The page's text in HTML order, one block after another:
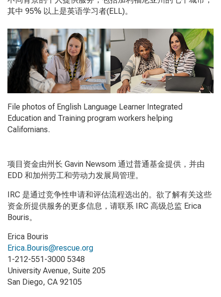
其中 95% 以上是英语学习者(ELL)。
File photos of English Language Learner Integrated
Education and Training program workers helping
Californians.
项目资金由州长 Gavin Newsom 通过普通基金提供，并由
EDD 和加州劳工和劳动力发展局管理。
IRC 是通过竞争性申请和评估流程选出的。欲了解有关这些
资金所提供服务的更多信息，请联系 IRC 高级总监 Erica
Bouris。
Erica Bouris
Erica.Bouris@rescue.org
1-212-551-3000 5348
University Avenue, Suite 205
San Diego, CA 92105